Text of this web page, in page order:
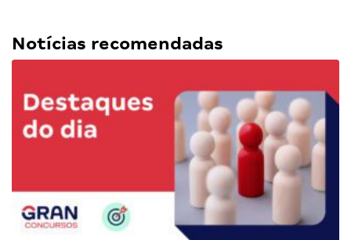
Notícias recomendadas